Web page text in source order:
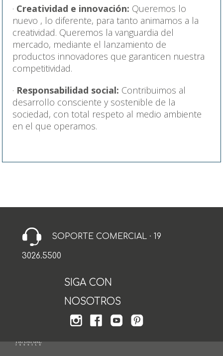
Creatividad e innovación: Queremos lo
nuevo , lo diferente, para tanto animamos a la
creatividad. Queremos la vanguardia del
mercado, mediante el lanzamiento de
productos innovadores que garanticen nuestra
competitividad.
Responsabilidad social: Contribuimos al
desarrollo consciente y sostenible de la
sociedad, con total respeto al medio ambiente
en el que operamos.
SOPORTE COMERCIAL · 19
3026.5500
SIGA CON
NOSOTROS